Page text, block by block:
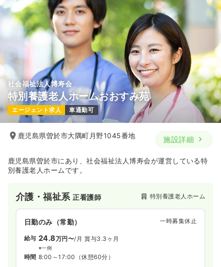
社会福祉法人博寿会
特別養護老人ホームおおすみ苑
エージェント求人 車通勤可
鹿児島県曽於市大隅町月野1045番地 施設詳細
鹿児島県曽於市にあり、社会福祉法人博寿会が運営している特
別養護老人ホームです。
介護・福祉系正看護師 特別養護老人ホーム
日勤のみ（常勤） 一時募集休止
給与 24.8万円〜/月 賞与3.3ヶ月
※一例
時間 8:00～17:00 （休憩60分）